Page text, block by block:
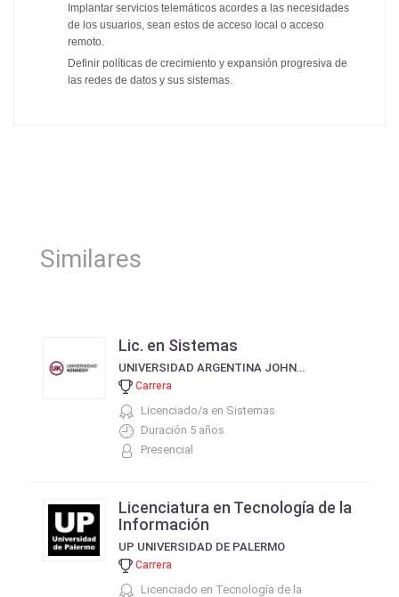
Implantar servicios telemáticos acordes a las necesidades
de los usuarios, sean estos de acceso local o acceso
remoto.
Definir políticas de crecimiento y expansión progresiva de
las redes de datos y sus sistemas.
Similares
Lic. en Sistemas
UNIVERSIDAD ARGENTINA JOHN F KENNEDY
Carrera
Licenciado/a en Sistemas
Duración 5 años
Presencial
Licenciatura en Tecnología de la
Información
UP UNIVERSIDAD DE PALERMO
Carrera
Licenciado en Tecnología de la